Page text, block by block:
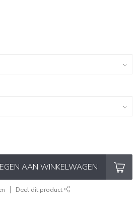
AAN WINKELWAGEN
Deel dit product